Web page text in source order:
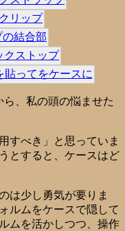
ら、私の頭の悩ませた
すべき」と思っていま
とすると、ケースはど
は少し勇気が要りま
ルムをケースで隠して
ムを活かしつつ、操作